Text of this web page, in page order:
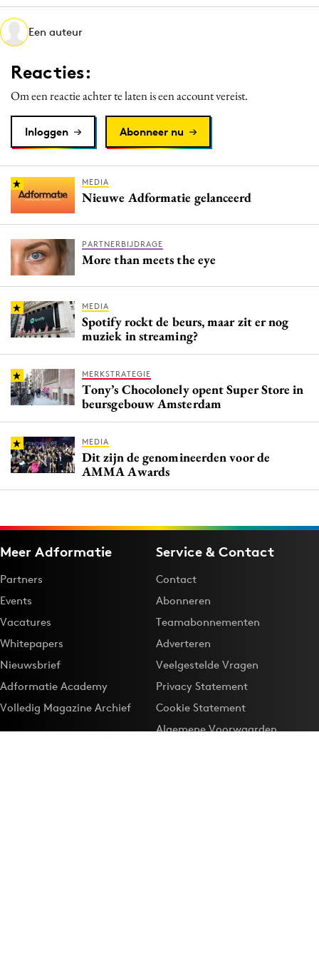
Media
Merkstrategie
Programmatic
Purpose Marketing
Een auteur
Reacties:
Om een reactie achter te laten is een account vereist.
Inloggen Abonneer nu
MEDIA
Nieuwe Adformatie gelanceerd
PARTNERBIJDRAGE
More than meets the eye
MEDIA
Spotify rockt de beurs, maar zit er nog
muziek in streaming?
MERKSTRATEGIE
Tony’s Chocolonely opent Super Store in
beursgebouw Amsterdam
MEDIA
Dit zijn de genomineerden voor de
AMMA Awards
Meer Adformatie
Partners
Events
Vacatures
Whitepapers
Nieuwsbrief
Adformatie Academy
Volledig Magazine Archief
Service & Contact
Contact
Abonneren
Teamabonnementen
Adverteren
Veelgestelde Vragen
Privacy Statement
Cookie Statement
Algemene Voorwaarden